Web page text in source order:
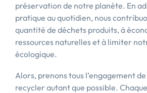
préservation de notre planète. En
pratique au quotidien, nous
quantité de déchets produits, à
ressources naturelles et à limiter
écologique.
Alors, prenons tous l’engagement
recycler autant que possible.